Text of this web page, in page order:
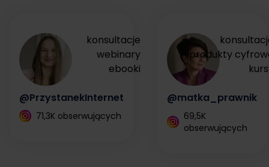
konsultacje
webinary
ebooki
@PrzystanekInternet
71,3K obserwujących
produkty
@matka_prawnik
69,5K
obserwujących